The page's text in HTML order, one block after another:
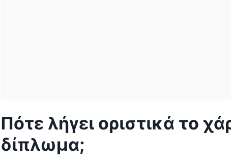
Πότε λήγει οριστικά το
δίπλωμα;